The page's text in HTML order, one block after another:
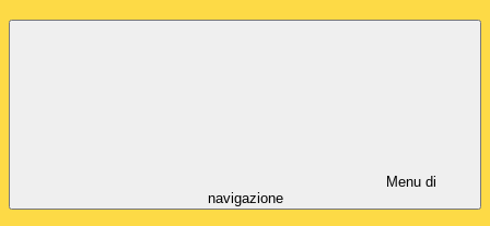
Menu di
navigazione